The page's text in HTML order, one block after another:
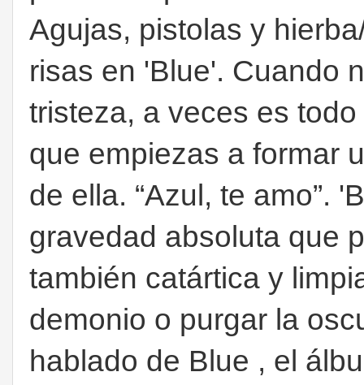
Agujas, pistolas y
risas en 'Blue'. Cuando
tristeza, a veces es
que empiezas a formar
de ella. “Azul, te amo”.
gravedad absoluta que
también catártica y
demonio o purgar la
hablado de Blue , el